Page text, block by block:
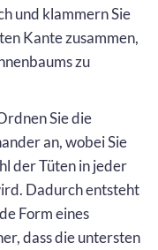
und klammern Sie
Kante zusammen,
zu
Sie die
an, wobei Sie
der Tüten in jeder
Dadurch entsteht
Form eines
dass die untersten